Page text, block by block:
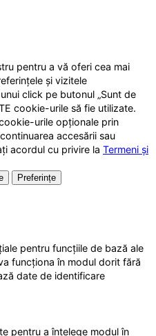
pentru a vă oferi cea mai
și vizitele
click pe butonul „Sunt de
cookie-urile să fie utilizate.
urile opționale prin
accesării sau
acordul cu privire la Termeni și
Preferințe
pentru funcțiile de bază ale
funcționa în modul dorit fără
date de identificare
pentru a înțelege modul în